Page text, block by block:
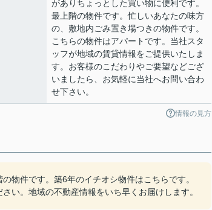
がありちょっとした買い物に便利です。
最上階の物件です。忙しいあなたの味方
の、敷地内ごみ置き場つきの物件です。
こちらの物件はアパートです。当社スタ
ッフが地域の賃貸情報をご提供いたしま
す。お客様のこだわりやご要望などござ
いましたら、お気軽に当社へお問い合わ
せ下さい。
情報の見方
物件です。築6年のイチオシ物件はこちらです。
い。地域の不動産情報をいち早くお届けします。